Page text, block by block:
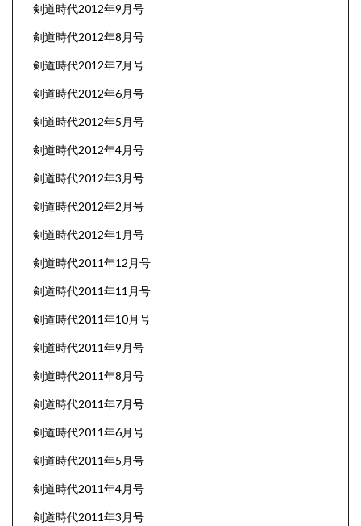
剣道時代2012年9月号
剣道時代2012年8月号
剣道時代2012年7月号
剣道時代2012年6月号
剣道時代2012年5月号
剣道時代2012年4月号
剣道時代2012年3月号
剣道時代2012年2月号
剣道時代2012年1月号
剣道時代2011年12月号
剣道時代2011年11月号
剣道時代2011年10月号
剣道時代2011年9月号
剣道時代2011年8月号
剣道時代2011年7月号
剣道時代2011年6月号
剣道時代2011年5月号
剣道時代2011年4月号
剣道時代2011年3月号